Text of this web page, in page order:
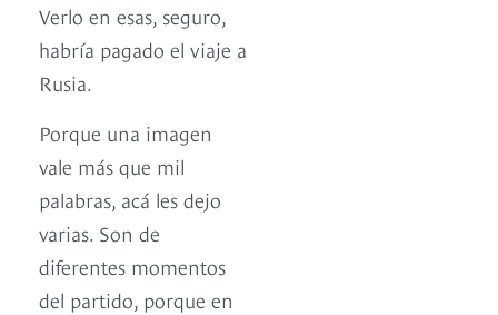
Verlo en esas, seguro,
habría pagado el viaje a
Rusia.
Porque una imagen
vale más que mil
palabras, acá les dejo
varias. Son de
diferentes momentos
del partido, porque en